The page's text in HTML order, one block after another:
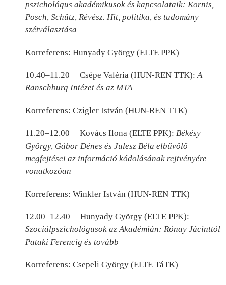
pszichológus akadémikusok és kapcsolataik: Kornis,
Posch, Schütz, Révész. Hit, politika, és tudomány
szétválasztása
Korreferens: Hunyady György (ELTE PPK)
10.40–11.20 Csépe Valéria (HUN-REN TTK): A
Ranschburg Intézet és az MTA
Korreferens: Czigler István (HUN-REN TTK)
11.20–12.00 Kovács Ilona (ELTE PPK): Békésy
György, Gábor Dénes és Julesz Béla elbűvölő
megfejtései az információ kódolásának rejtvényére
vonatkozóan
Korreferens: Winkler István (HUN-REN TTK)
12.00–12.40 Hunyady György (ELTE PPK):
Szociálpszichológusok az Akadémián: Rónay Jácinttól
Pataki Ferencig és tovább
Korreferens: Csepeli György (ELTE TáTK)